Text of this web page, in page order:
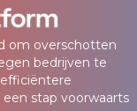
om overschotten
bedrijven te
stap voorwaarts